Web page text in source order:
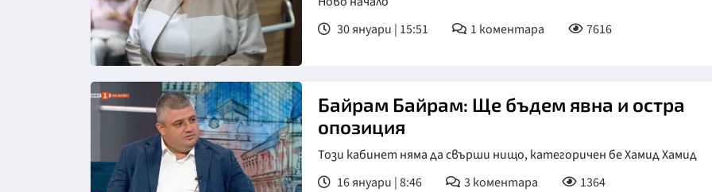
30 януари | 15:51
1 коментара 7616
Байрам Байрам: Ще бъдем явна и остра
опозиция
Този кабинет няма да свърши нищо, категоричен бе Хамид Хамид
16 януари | 8:46
3 коментара 1364